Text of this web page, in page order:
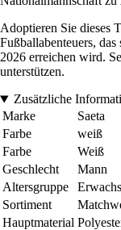
Adoptieren Sie dieses
Fußballabenteuers,
2026 erreichen wird.
unterstützen.
Zusätzliche
Marke
Saeta
Farbe
weiß
Farbe
Weiß
Geschlecht
Mann
Altersgruppe
Sortiment
Hauptmaterial